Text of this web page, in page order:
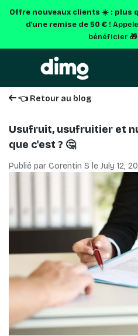
Offre nouveaux clients ☀️ : plus
d'une remise de 50 € !
bénéficier 🎁
👈 Retour au blog
Usufruit, usufruitier et
que c'est ? 🤔
Publié par Corentin S le July 12,